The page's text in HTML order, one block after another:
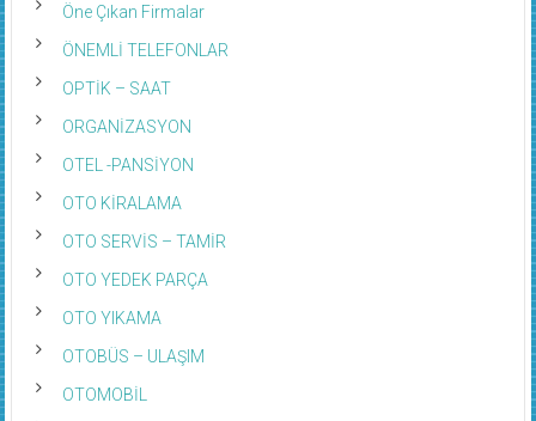
Öne Çıkan Firmalar
ÖNEMLİ TELEFONLAR
OPTİK – SAAT
ORGANİZASYON
OTEL -PANSİYON
OTO KİRALAMA
OTO SERVİS – TAMİR
OTO YEDEK PARÇA
OTO YIKAMA
OTOBÜS – ULAŞIM
OTOMOBİL